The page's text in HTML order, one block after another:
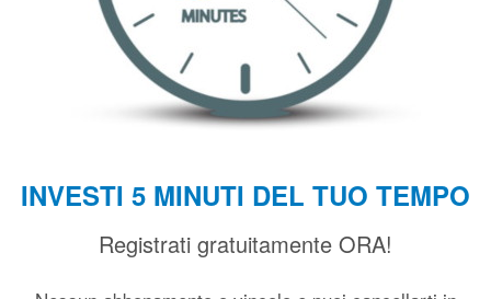
INVESTI 5 MINUTI DEL TUO TEMPO
Registrati gratuitamente ORA!